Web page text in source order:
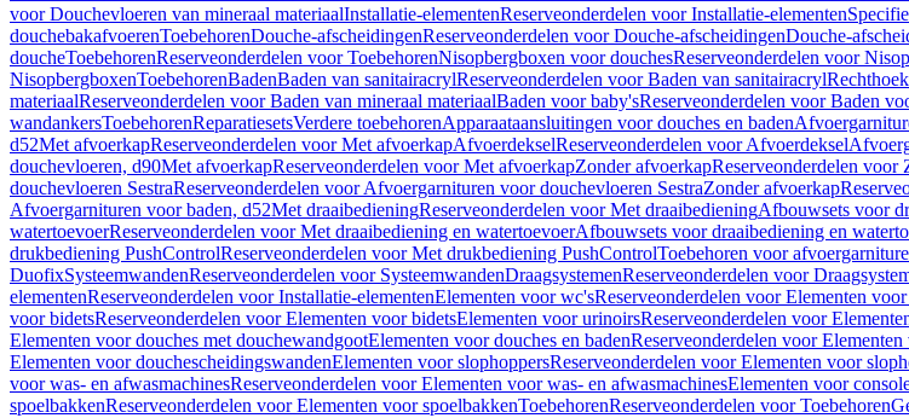
voor Douchevloeren van mineraal materiaalInstallatie-elementenReserveonderdelen voor Installatie-elementen
douchebakafvoerenToebehorenDouche-afscheidingenReserveonderdelen voor Douche-afscheidingenDouche-
doucheToebehorenReserveonderdelen voor ToebehorenNisopbergboxen voor douchesReserveonderdelen voor
NisopbergboxenToebehorenBadenBaden van sanitairacrylReserveonderdelen voor Baden van sanitairacryl
materiaalReserveonderdelen voor Baden van mineraal materiaalBaden voor baby'sReserveonderdelen voor Baden
wandankersToebehorenReparatiesetsVerdere toebehorenApparaataansluitingen voor douches en baden
d52Met afvoerkapReserveonderdelen voor Met afvoerkapAfvoerdekselReserveonderdelen voor Afvoerdeksel
douchevloeren, d90Met afvoerkapReserveonderdelen voor Met afvoerkapZonder afvoerkapReserveonderdelen voor
douchevloeren SestraReserveonderdelen voor Afvoergarnituren voor douchevloeren SestraZonder afvoerkap
Afvoergarnituren voor baden, d52Met draaibedieningReserveonderdelen voor Met draaibedieningAfbouwsets voor
watertoevoerReserveonderdelen voor Met draaibediening en watertoevoerAfbouwsets voor draaibediening en
drukbediening PushControlReserveonderdelen voor Met drukbediening PushControlToebehoren voor
DuofixSysteemwandenReserveonderdelen voor SysteemwandenDraagsystemenReserveonderdelen voor
elementenReserveonderdelen voor Installatie-elementenElementen voor wc'sReserveonderdelen voor Elementen
voor bidetsReserveonderdelen voor Elementen voor bidetsElementen voor urinoirsReserveonderdelen voor
Elementen voor douches met douchewandgootElementen voor douches en badenReserveonderdelen voor
Elementen voor douchescheidingswandenElementen voor slophoppersReserveonderdelen voor Elementen voor
voor was- en afwasmachinesReserveonderdelen voor Elementen voor was- en afwasmachinesElementen voor
spoelbakkenReserveonderdelen voor Elementen voor spoelbakkenToebehorenReserveonderdelen voor Toebehoren